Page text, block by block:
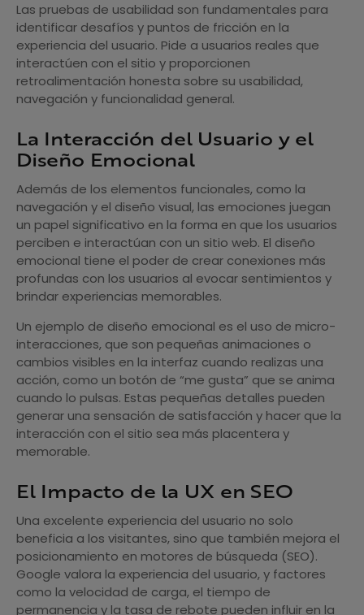
Las pruebas de usabilidad son fundamentales para
identificar desafíos y puntos de fricción en la
experiencia del usuario. Pide a usuarios reales que
interactúen con el sitio y proporcionen
retroalimentación honesta sobre su usabilidad,
navegación y funcionalidad general.
La Interacción del Usuario y el
Diseño Emocional
Además de los elementos funcionales, como la
navegación y el diseño visual, las emociones juegan
un papel significativo en la forma en que los usuarios
perciben e interactúan con un sitio web. El diseño
emocional tiene el poder de crear conexiones más
profundas con los usuarios al evocar sentimientos y
brindar experiencias memorables.
Un ejemplo de diseño emocional es el uso de micro-
interacciones, que son pequeñas animaciones o
cambios visibles en la interfaz cuando realizas una
acción, como un botón de “me gusta” que se anima
cuando lo pulsas. Estas pequeñas detalles pueden
generar una sensación de satisfacción y hacer que la
interacción con el sitio sea más placentera y
memorable.
El Impacto de la UX en SEO
Una excelente experiencia del usuario no solo
beneficia a los visitantes, sino que también mejora el
posicionamiento en motores de búsqueda (SEO).
Google valora la experiencia del usuario, y factores
como la velocidad de carga, el tiempo de
permanencia y la tasa de rebote pueden influir en la